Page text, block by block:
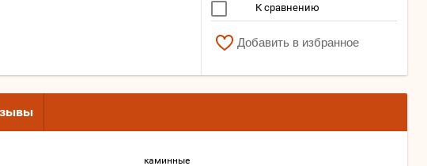
К сравнению
Добавить в избранное
каминные